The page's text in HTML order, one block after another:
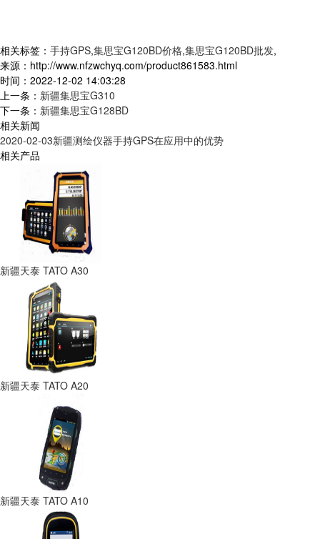
相关标签： 手持GPS,集思宝G120BD价格,集思宝G120BD批发,
来源：http://www.nfzwchyq.com/product861583.html
时间：2022-12-02 14:03:28
上一条： 新疆集思宝G310
下一条： 新疆集思宝G128BD
相关新闻
2020-02-03新疆测绘仪器手持GPS在应用中的优势
相关产品
新疆天泰 TATO A30
新疆天泰 TATO A20
新疆天泰 TATO A10